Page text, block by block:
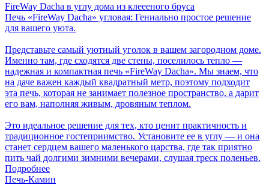
FireWay Dacha в углу дома из клеееного бруса
Печь «FireWay Dacha» угловая: Гениально простое решение
для вашего уюта.
Представьте самый уютный уголок в вашем загородном доме.
Именно там, где сходятся две стены, поселилось тепло —
надежная и компактная печь «FireWay Dacha». Мы знаем, что
на даче важен каждый квадратный метр, поэтому подходит
эта печь, которая не занимает полезное пространство, а дарит
его вам, наполняя живым, дровяным теплом.
Это идеальное решение для тех, кто ценит практичность и
традиционное гостеприимство. Установите ее в углу — и она
станет сердцем вашего маленького царства, где так приятно
пить чай долгими зимними вечерами, слушая треск поленьев.
Подробнее
Печь-Камин